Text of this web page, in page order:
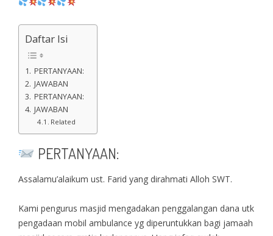
Daftar Isi
PERTANYAAN:
JAWABAN
PERTANYAAN:
JAWABAN
Related
PERTANYAAN:
Assalamu’alaikum ust. Farid yang dirahmati Alloh SWT.
Kami pengurus masjid mengadakan penggalangan dana utk
pengadaan mobil ambulance yg diperuntukkan bagi jamaah